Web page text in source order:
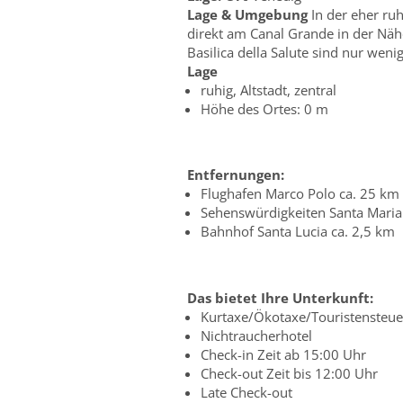
Lage & UmgebungIn der eher
direkt am Canal Grande in der
Basilica della Salute sind nur
Lage
ruhig, Altstadt, zentral
Höhe des Ortes: 0 m
Entfernungen:
Flughafen Marco Polo ca. 25 km
Sehenswürdigkeiten Santa
Bahnhof Santa Lucia ca. 2,5 km
Das bietet Ihre Unterkunft:
Kurtaxe/Ökotaxe/
Nichtraucherhotel
Check-in Zeit ab 15:00 Uhr
Check-out Zeit bis 12:00 Uhr
Late Check-out